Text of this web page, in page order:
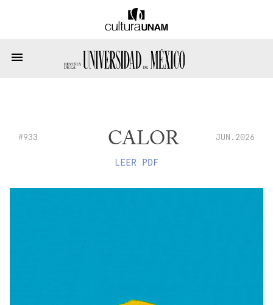
#933 CALOR JUN.2026
LEER PDF